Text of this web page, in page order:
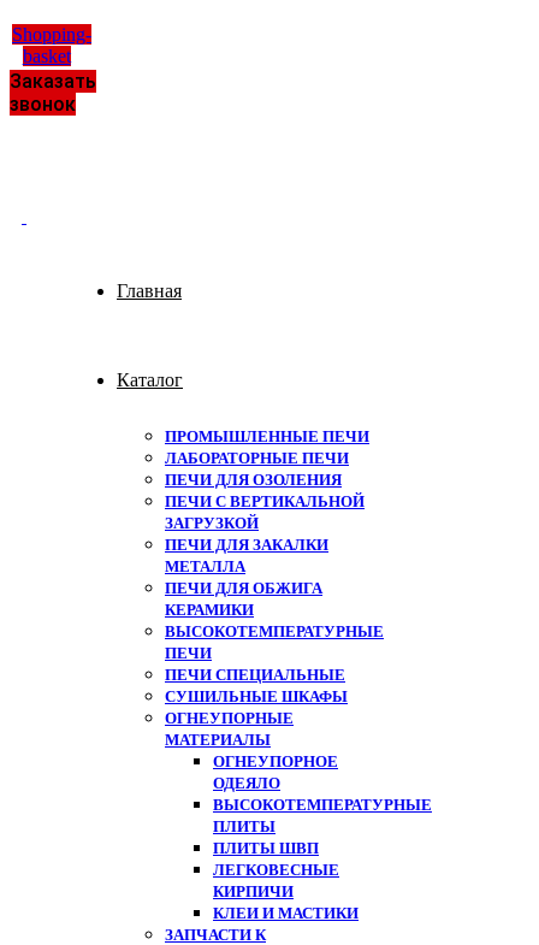
Shopping-
basket
Заказать
звонок
Главная
Каталог
ПРОМЫШЛЕННЫЕ ПЕЧИ
ЛАБОРАТОРНЫЕ ПЕЧИ
ПЕЧИ ДЛЯ ОЗОЛЕНИЯ
ПЕЧИ С ВЕРТИКАЛЬНОЙ
ЗАГРУЗКОЙ
ПЕЧИ ДЛЯ ЗАКАЛКИ
МЕТАЛЛА
ПЕЧИ ДЛЯ ОБЖИГА
КЕРАМИКИ
ВЫСОКОТЕМПЕРАТУРНЫЕ
ПЕЧИ
ПЕЧИ СПЕЦИАЛЬНЫЕ
СУШИЛЬНЫЕ ШКАФЫ
ОГНЕУПОРНЫЕ
МАТЕРИАЛЫ
ОГНЕУПОРНОЕ
ОДЕЯЛО
ВЫСОКОТЕМПЕРАТУРНЫЕ
ПЛИТЫ
ПЛИТЫ ШВП
ЛЕГКОВЕСНЫЕ
КИРПИЧИ
КЛЕИ И МАСТИКИ
ЗАПЧАСТИ К